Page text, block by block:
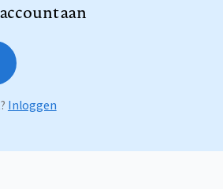
aan
Inloggen